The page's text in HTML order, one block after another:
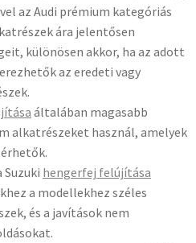
az Audi prémium kategóriás
ára jelentősen
különösen akkor, ha az adott
az eredeti vagy
általában magasabb
alkatrészeket használ, amelyek
Suzuki hengerfej felújítása
a modellekhez széles
és a javítások nem